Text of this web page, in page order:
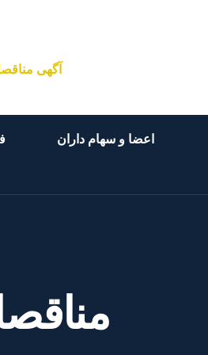
آگهی
اعضا و سهام داران